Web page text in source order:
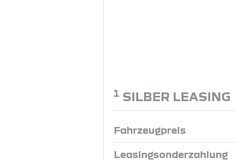
1 SILBER LEASING
Fahrzeugpreis
Leasingsonderzahlung